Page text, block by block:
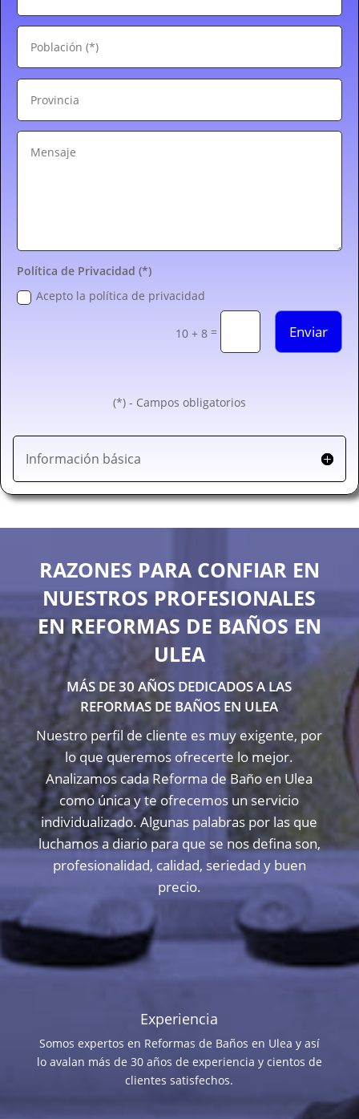
Política de Privacidad (*)
Acepto la política de privacidad
10 + 8 = Enviar
(*) - Campos obligatorios
Información básica
RAZONES PARA CONFIAR EN
NUESTROS PROFESIONALES
EN REFORMAS DE BAÑOS EN
ULEA
MÁS DE 30 AÑOS DEDICADOS A LAS
REFORMAS DE BAÑOS EN ULEA
Nuestro perfil de cliente es muy exigente, por
lo que queremos ofrecerte lo mejor.
Analizamos cada Reforma de Baño en Ulea
como única y te ofrecemos un servicio
individualizado. Algunas palabras por las que
luchamos a diario para que se nos defina son,
profesionalidad, calidad, seriedad y buen
precio.
Experiencia
Somos expertos en Reformas de Baños en Ulea y así
lo avalan más de 30 años de experiencia y cientos de
clientes satisfechos.